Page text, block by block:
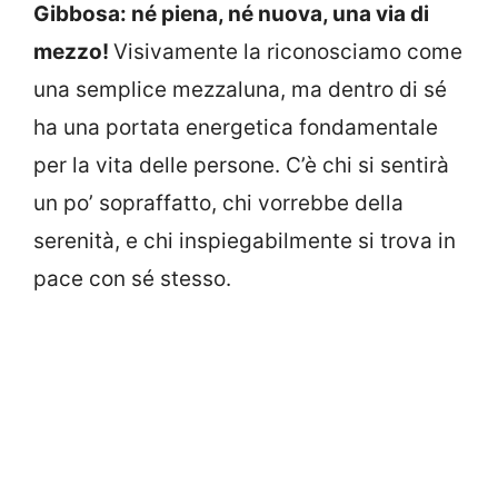
Gibbosa: né piena, né nuova, una via di
mezzo! Visivamente la riconosciamo come
una semplice mezzaluna, ma dentro di sé
ha una portata energetica fondamentale
per la vita delle persone. C’è chi si sentirà
un po’ sopraffatto, chi vorrebbe della
serenità, e chi inspiegabilmente si trova in
pace con sé stesso.